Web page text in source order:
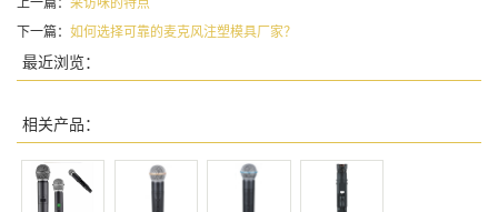
上一篇： 采访咪的特点
下一篇： 如何选择可靠的麦克风注塑模具厂家？
最近浏览：
相关产品：